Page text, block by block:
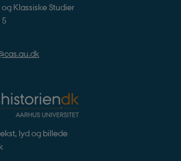
Klassiske Studier
5
lyd og billede